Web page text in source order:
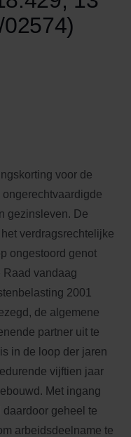
voor de
gezinsleven. De
verdragsrechtelijke
ongestoord genot
Raad vandaag
2001
de algemene
partner uit te
in de loop der jaren
vijftien jaar
Met ingang
geheel te
arbeidsdeelname te